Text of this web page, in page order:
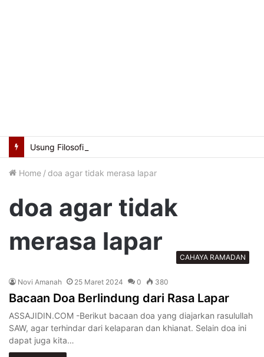
Home /doa agar tidak merasa lapar
doa agar tidak
merasa lapar
CAHAYA RAMADAN
Novi Amanah 25 Maret 2024 0 380
Bacaan Doa Berlindung dari Rasa Lapar
ASSAJIDIN.COM -Berikut bacaan doa yang diajarkan rasulullah
SAW, agar terhindar dari kelaparan dan khianat. Selain doa ini
dapat juga kita…